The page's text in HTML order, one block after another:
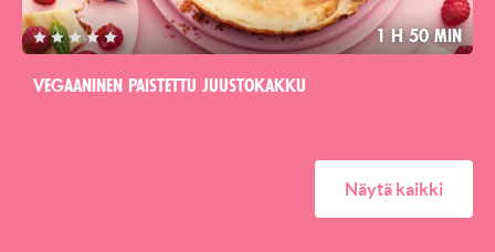
1 h 50 min
Vegaaninen paistettu juustokakku
Näytä kaikki